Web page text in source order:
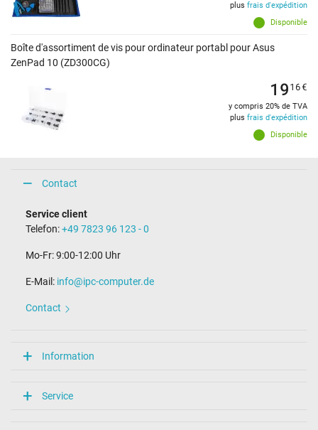
Disponible
plus frais d'expédition
Boîte d'assortiment de vis pour ordinateur portabl pour Asus
ZenPad 10 (ZD300CG)
Disponible
1916€
y compris 20% de TVA
plus frais d'expédition
Contact
Service client
Telefon:+49 7823 96 123 - 0
Mo-Fr: 9:00-12:00 Uhr
E-Mail: info@ipc-computer.de
Contact
Information
Service